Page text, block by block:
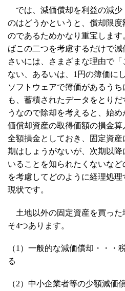
では、減価償却を利益の減少
のはどうかというと、償却限
のであるためかなり重宝しま
ばこの二つを考慮するだけで
さいには、さまざまな理由で「
ない、あるいは、1円の簿価に
ソフトウェアで簿価があるう
も、蓄積されたデータをとり
うなので除却を考えると、始
価償却資産の取得価額の損金
全額損金としておき、固定資
期はしょうがないが、次期以
いることを知られたくないな
を考慮してどのように経理処
現状です。
土地以外の固定資産を買った
そ4つあります。
（1）一般的な減価償却・・・
る
（2）中小企業者等の少額減価